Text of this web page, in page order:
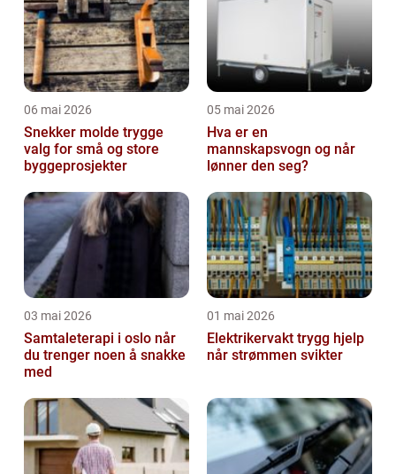
06 mai 2026
Snekker molde trygge
valg for små og store
byggeprosjekter
05 mai 2026
Hva er en
mannskapsvogn og når
lønner den seg?
03 mai 2026
Samtaleterapi i oslo når
du trenger noen å snakke
med
01 mai 2026
Elektrikervakt trygg hjelp
når strømmen svikter